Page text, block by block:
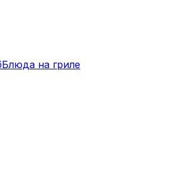
Блюда на гриле